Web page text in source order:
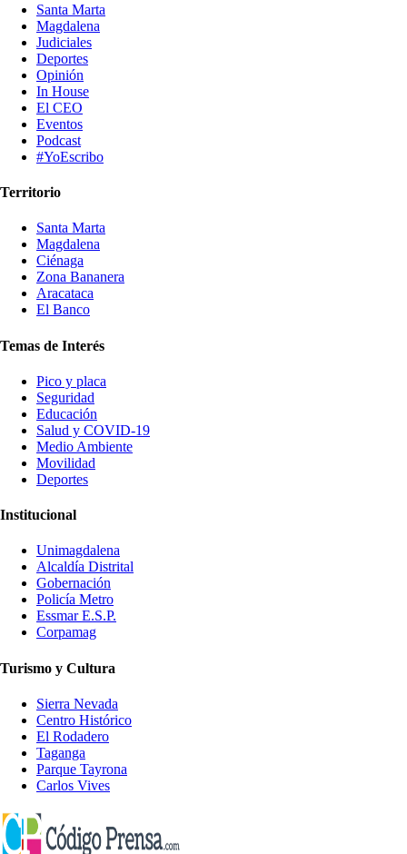
Santa Marta
Magdalena
Judiciales
Deportes
Opinión
In House
El CEO
Eventos
Podcast
#YoEscribo
Territorio
Santa Marta
Magdalena
Ciénaga
Zona Bananera
Aracataca
El Banco
Temas de Interés
Pico y placa
Seguridad
Educación
Salud y COVID-19
Medio Ambiente
Movilidad
Deportes
Institucional
Unimagdalena
Alcaldía Distrital
Gobernación
Policía Metro
Essmar E.S.P.
Corpamag
Turismo y Cultura
Sierra Nevada
Centro Histórico
El Rodadero
Taganga
Parque Tayrona
Carlos Vives